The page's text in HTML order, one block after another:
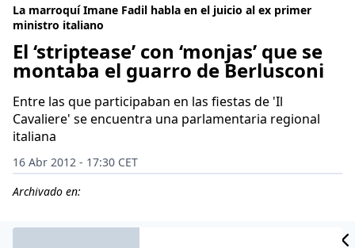
La marroquí Imane Fadil habla en el juicio al ex primer
ministro italiano
El ‘striptease’ con ‘monjas’ que se
montaba el guarro de Berlusconi
Entre las que participaban en las fiestas de 'Il
Cavaliere' se encuentra una parlamentaria regional
italiana
16 Abr 2012 - 17:30 CET
Archivado en: